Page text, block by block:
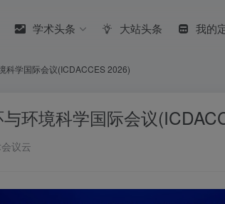
学术头条 大站头条 我的
科学国际会议(ICDACCES 2026)
环境科学国际会议
议云